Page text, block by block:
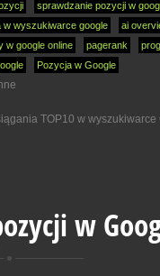
sprawdzanie pozycji w
w wyszukiwarce google
ai
w google online pagerank
Pozycja w Google
TOP10 w wyszukiwarce
w